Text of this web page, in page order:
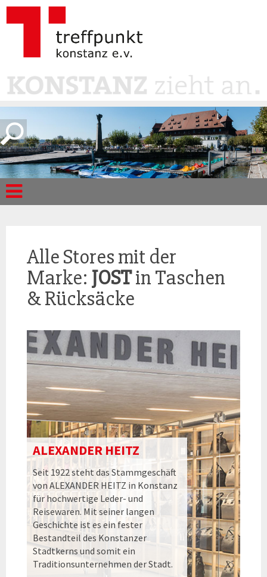
Alle Stores mit der
Marke: JOSTin Taschen
& Rücksäcke
ALEXANDER HEITZ
Seit 1922 steht das Stammgeschäft
von ALEXANDER HEITZ in Konstanz
für hochwertige Leder- und
Reisewaren. Mit seiner langen
Geschichte ist es ein fester
Bestandteil des Konstanzer
Stadtkerns und somit ein
Traditionsunternehmen der Stadt.